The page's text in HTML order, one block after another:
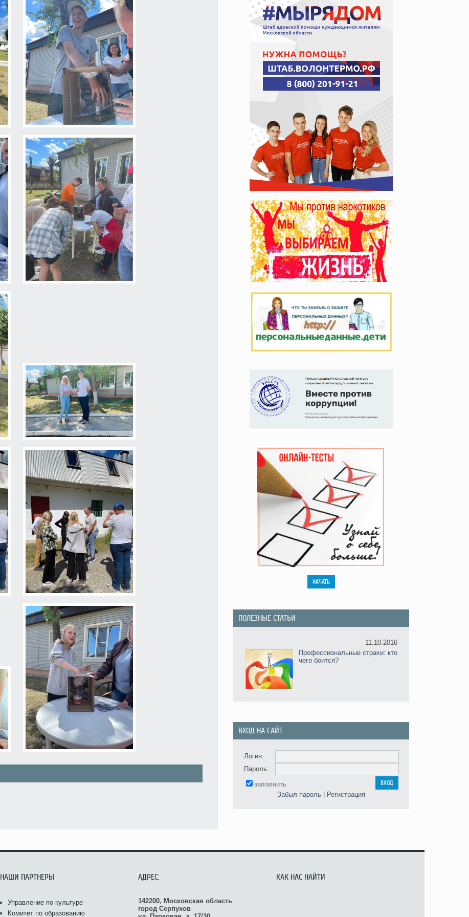
ПОЛЕЗНЫЕ СТАТЬИ
11.10.2016
Профессиональные страхи: кто
чего боится?
ВХОД НА САЙТ
Логин:
Пароль:
запомнить
Забыл пароль | Регистрация
НАШИ ПАРТНЕРЫ
Управление по культуре
Комитет по образованию
АДРЕС:
142200, Московская область
город Серпухов
КАК НАС НАЙТИ